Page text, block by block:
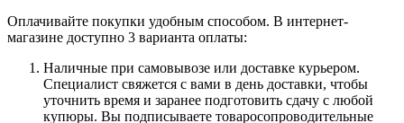
Оплачивайте покупки удобным способом. В интернет-
магазине доступно 3 варианта оплаты:
Наличные при самовывозе или доставке курьером.
Специалист свяжется с вами в день доставки, чтобы
уточнить время и заранее подготовить сдачу с любой
купюры. Вы подписываете товаросопроводительные